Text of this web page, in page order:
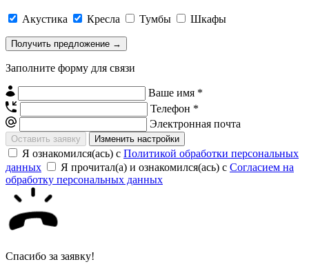
Акустика Кресла Тумбы Шкафы
Заполните форму для связи
Ваше имя *
Телефон *
Электронная почта
Изменить настройки
Я ознакомился(ась) с Политикой обработки персональных
данных
Я прочитал(а) и ознакомился(ась) с Согласием на
обработку персональных данных
Спасибо за заявку!